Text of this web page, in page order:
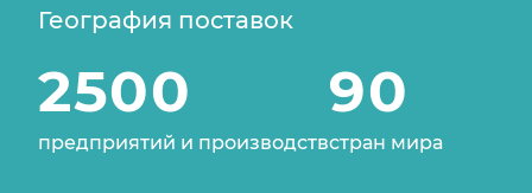
География поставок
2500
предприятий и производств
90
стран мира